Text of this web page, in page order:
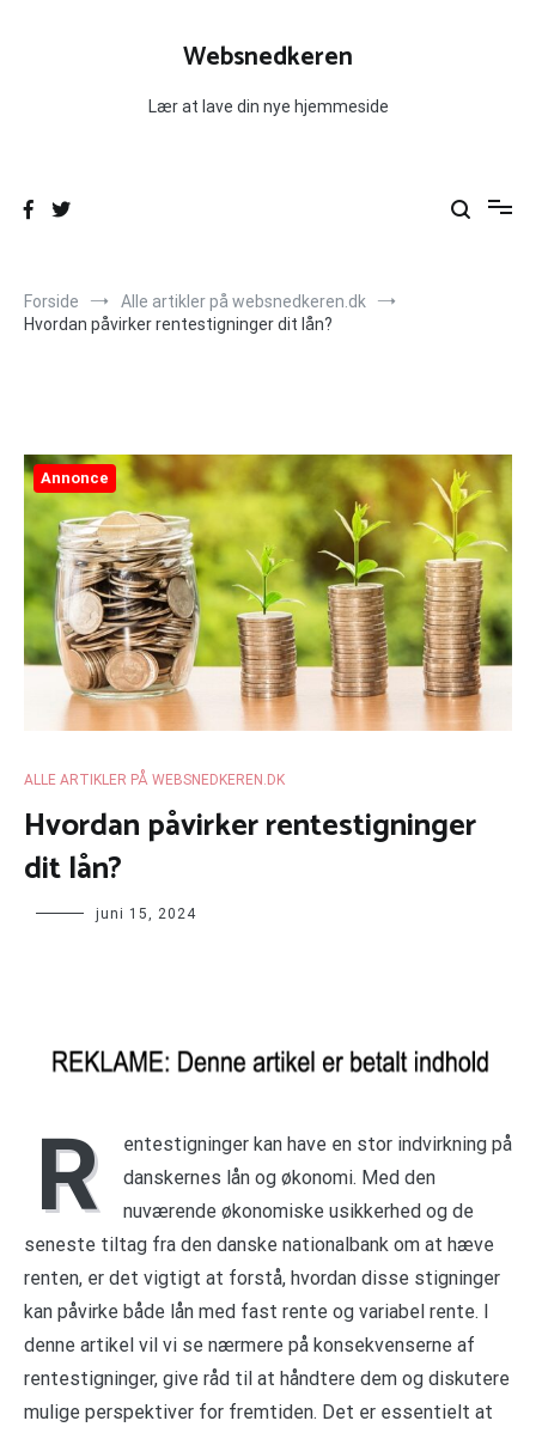
Websnedkeren
Lær at lave din nye hjemmeside
Forside
Alle artikler på websnedkeren.dk
Hvordan påvirker rentestigninger dit lån?
Annonce
ALLE ARTIKLER PÅ WEBSNEDKEREN.DK
Hvordan påvirker rentestigninger
dit lån?
juni 15, 2024
R
entestigninger kan have en stor indvirkning på
danskernes lån og økonomi. Med den
nuværende økonomiske usikkerhed og de
seneste tiltag fra den danske nationalbank om at hæve
renten, er det vigtigt at forstå, hvordan disse stigninger
kan påvirke både lån med fast rente og variabel rente. I
denne artikel vil vi se nærmere på konsekvenserne af
rentestigninger, give råd til at håndtere dem og diskutere
mulige perspektiver for fremtiden. Det er essentielt at